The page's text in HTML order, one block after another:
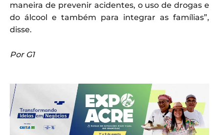
maneira de prevenir acidentes, o uso de drogas e
do álcool e também para integrar as famílias”,
disse.
Por G1